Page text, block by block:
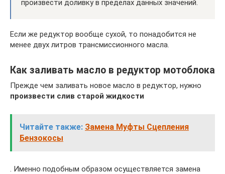
произвести доливку в пределах данных значений.
Если же редуктор вообще сухой, то понадобится не
менее двух литров трансмиссионного масла.
Как заливать масло в редуктор мотоблока
Прежде чем заливать новое масло в редуктор, нужно
произвести слив старой жидкости
Читайте также: Замена Муфты Сцепления
Бензокосы
. Именно подобным образом осуществляется замена